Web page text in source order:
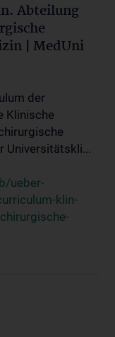
Abteilung
| MedUni
der
Klinische
Universitätskli...
ueber-
klin-